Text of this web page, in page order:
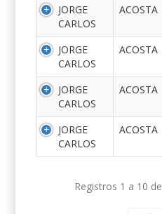
JORGE
CARLOS
ACOSTA
JORGE
CARLOS
ACOSTA
JORGE
CARLOS
ACOSTA
JORGE
CARLOS
ACOSTA
Registros 1 a 10 de